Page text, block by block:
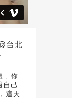
台北
，你
自己
這天